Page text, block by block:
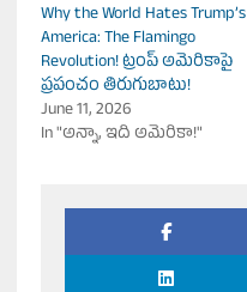
Why the World Hates Trump’s
America: The Flamingo
Revolution! ట్రంప్ అమెరికాపై
ప్రపంచం తిరుగుబాటు!
June 11, 2026
In "అన్నా, ఇది అమెరికా!"